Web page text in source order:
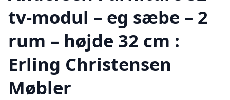
tv-modul – eg sæbe – 2
rum – højde 32 cm :
Erling Christensen
Møbler